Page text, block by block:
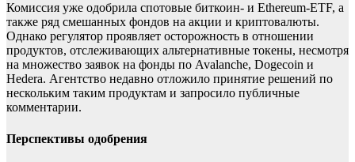
Комиссия уже одобрила спотовые биткоин- и Ethereum-ETF, а
также ряд смешанных фондов на акции и криптовалюты.
Однако регулятор проявляет осторожность в отношении
продуктов, отслеживающих альтернативные токены, несмотря
на множество заявок на фонды по Avalanche, Dogecoin и
Hedera. Агентство недавно отложило принятие решений по
нескольким таким продуктам и запросило публичные
комментарии.
Перспективы одобрения